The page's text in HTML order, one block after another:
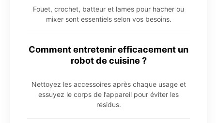
Fouet, crochet, batteur et lames pour hacher ou
mixer sont essentiels selon vos besoins.
Comment entretenir efficacement un
robot de cuisine ?
Nettoyez les accessoires après chaque usage et
essuyez le corps de l’appareil pour éviter les
résidus.